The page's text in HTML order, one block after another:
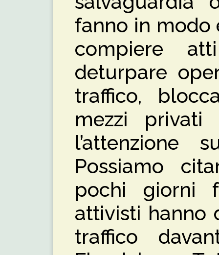
fanno in modo
compiere
deturpare
traffico,
mezzi
l’attenzione
Possiamo
pochi giorni
attivisti hanno
traffico